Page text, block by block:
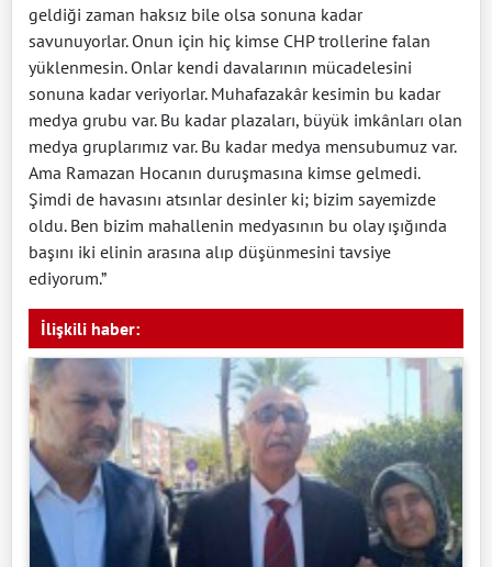
geldiği zaman haksız bile olsa sonuna kadar
savunuyorlar. Onun için hiç kimse CHP trollerine falan
yüklenmesin. Onlar kendi davalarının mücadelesini
sonuna kadar veriyorlar. Muhafazakâr kesimin bu kadar
medya grubu var. Bu kadar plazaları, büyük imkânları olan
medya gruplarımız var. Bu kadar medya mensubumuz var.
Ama Ramazan Hocanın duruşmasına kimse gelmedi.
Şimdi de havasını atsınlar desinler ki; bizim sayemizde
oldu. Ben bizim mahallenin medyasının bu olay ışığında
başını iki elinin arasına alıp düşünmesini tavsiye
ediyorum.”
İlişkili haber: